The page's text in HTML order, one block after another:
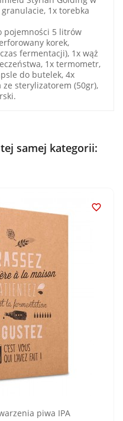
1x torebka
pojemności 5 litrów
korek,
fermentacji), 1x wąż
1x termometr,
do butelek, 4x
sterylizatorem (50gr),
samej kategorii:

piwa IPA